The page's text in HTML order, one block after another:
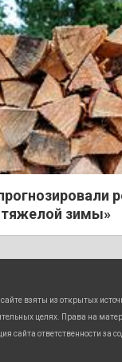
зимы»
взяты из открытых
целях. Права на
сайта ответственности за